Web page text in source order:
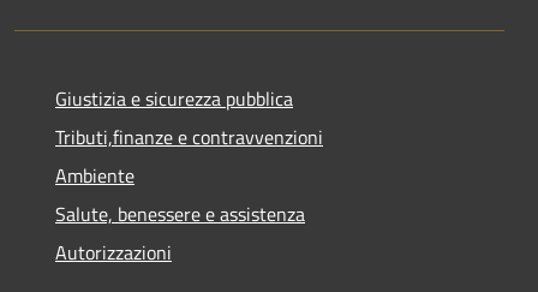
Giustizia e sicurezza pubblica
Tributi,finanze e contravvenzioni
Ambiente
Salute, benessere e assistenza
Autorizzazioni